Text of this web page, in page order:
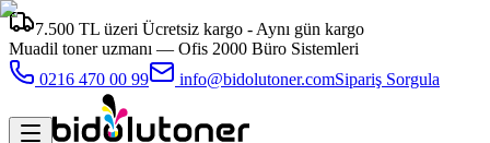
7.500 TL üzeri Ücretsiz kargo - Aynı gün kargo
Muadil toner uzmanı — Ofis 2000 Büro Sistemleri
0216 470 00 99
info@bidolutoner.comSipariş Sorgula